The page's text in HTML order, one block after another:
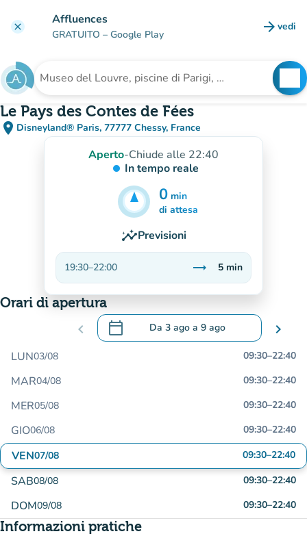
clear Affluences
GRATUITO – Google Play arrow_forward vedi
Cerca una struttura
Le Pays des Contes de Fées
place Disneyland® Paris, 77777 Chessy, France
(apri in Google Maps)
(nuova scheda)
Aperto-Chiude alle 22:40
In tempo reale
0 min
5 min
di attesa
insightsPrevisioni
19:30–22:00 trending_flat
Stabile
5 min
Orari di apertura
chevron_left calendar_today Da 3 ago a 9 ago
.Aprire il calendario per modificare le
chevron_right
LUN03/08 09:30–22:40
MAR04/08 09:30–22:40
MER05/08 09:30–22:40
GIO06/08 09:30–22:40
VEN07/08 09:30–22:40
SAB08/08 09:30–22:40
DOM09/08 09:30–22:40
Informazioni pratiche